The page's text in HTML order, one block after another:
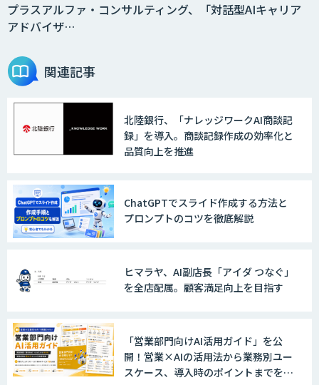
プラスアルファ・コンサルティング、「対話型AIキャリア
アドバイザ…
関連記事
北陸銀行、「ナレッジワークAI商談記
録」を導入。商談記録作成の効率化と
品質向上を推進
ChatGPTでスライド作成する方法と
プロンプトのコツを徹底解説
ヒマラヤ、AI副店長「アイダ つなぐ」
を全店配属。顧客満足向上を目指す
「営業部門向けAI活用ガイド」を公
開！営業×AIの活用法から業務別ユー
スケース、導入時のポイントまでを網